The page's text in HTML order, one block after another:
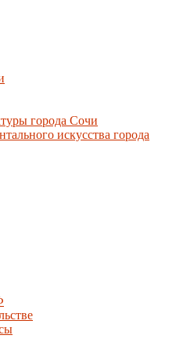
города Сочи
искусства города